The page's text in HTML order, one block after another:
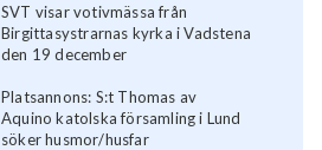
SVT visar votivmässa från
Birgittasystrarnas kyrka i Vadstena
den 19 december
Platsannons: S:t Thomas av
Aquino katolska församling i Lund
söker husmor/husfar